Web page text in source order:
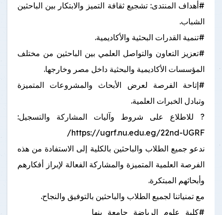
#أهداف المنتدى: تشجيع ثقافة التميز والابتكار بين الباحثين
الشباب.
#تنمية القدرات البحثية والأكاديمية.
#تعزيز التعاون والتواصل العلمي بين الباحثين من مختلف
المؤسسات الأكاديمية والبحثية داخل مصر وخارجها.
#إتاحة الفرصة لعرض الأبحاث والمشروعات المتميزة
وتبادل الخبرات العلمية.
? للاطلاع على شروط وآليات المشاركة والتسجيل:
https://ugrf.nu.edu.eg/22nd-UGRF/⁠
ندعو جميع الطلاب والباحثين بالكلية إلى الاستفادة من هذه
الفرصة العلمية المتميزة والمشاركة الفعالة لإبراز أفكارهم
وأبحاثهم المبتكرة.
مع تمنياتنا لجميع الطلاب والباحثين بالتوفيق والنجاح.
#كلية_علوم_الرياضة_جامعة_بنها